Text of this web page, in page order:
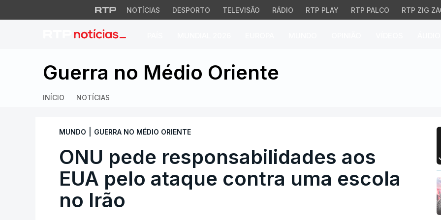
NOTÍCIAS DESPORTO TELEVISÃO RÁDIO RTP PLAY RTP PALCO RTP ZIG
ONU pede responsabilidades aos EUA
Guerra no Médio Oriente
INÍCIO NOTÍCIAS
MUNDO GUERRA NO MÉDIO ORIENTE
ONU pede responsabilidades aos
EUA pelo ataque contra uma escola
no Irão